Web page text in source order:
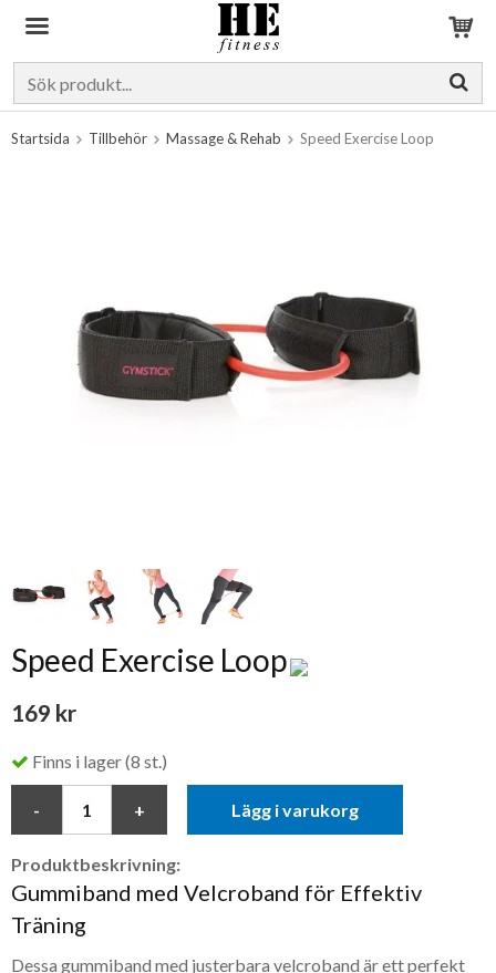
Startsida Tillbehör Massage & Rehab Speed Exercise Loop
Speed Exercise Loop
169 kr
Finns i lager (8 st.)
Lägg i varukorg
Produktbeskrivning:
Gummiband med Velcroband för Effektiv
Träning
Dessa gummiband med justerbara velcroband är ett perfekt